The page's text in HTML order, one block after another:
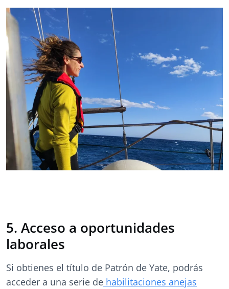
5. Acceso a oportunidades
laborales
Si obtienes el título de Patrón de Yate, podrás
acceder a una serie de habilitaciones anejas